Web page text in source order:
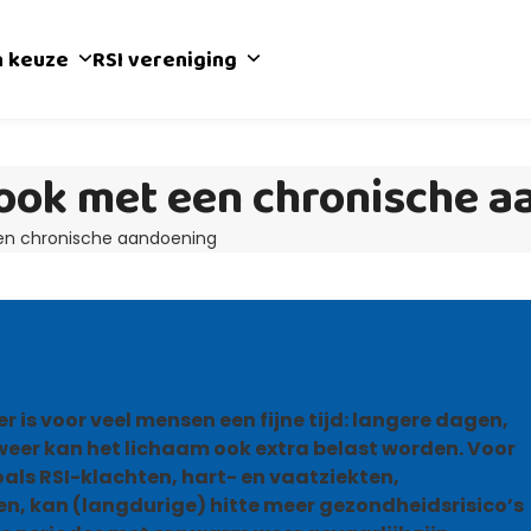
keuze RSI vereniging
met een chronische
chronische aandoening
is voor veel mensen een fijne tijd: langere dagen,
kan het lichaam ook extra belast worden. Voor
RSI-klachten, hart- en vaatziekten,
kan (langdurige) hitte meer gezondheidsrisico’s